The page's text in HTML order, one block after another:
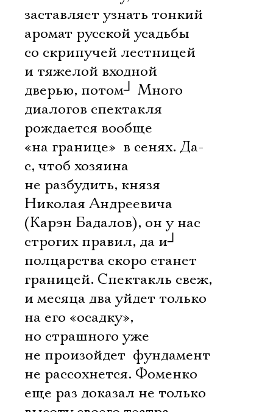
заставляет узнать тонкий
аромат русской усадьбы
со скрипучей лестницей
и тяжелой входной
дверью, потом┘ Много
диалогов спектакля
рождается вообще
«на границе»  в сенях. Да-
с, чтоб хозяина
не разбудить, князя
Николая Андреевича
(Карэн Бадалов), он у нас
строгих правил, да и┘
полцарства скоро станет
границей. Спектакль свеж,
и месяца два уйдет только
на его «осадку»,
но страшного уже
не произойдет  фундамент
не рассохнется. Фоменко
еще раз доказал не только